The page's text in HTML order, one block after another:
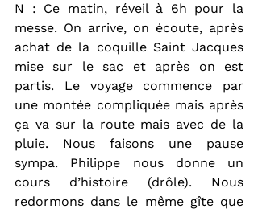
N
: Ce matin, réveil à 6h pour la
messe. On arrive, on écoute, après
achat de la coquille Saint Jacques
mise sur le sac et après on est
partis. Le voyage commence par
une montée compliquée mais après
ça va sur la route mais avec de la
pluie. Nous faisons une pause
sympa. Philippe nous donne un
cours d’histoire (drôle). Nous
redormons dans le même gîte que